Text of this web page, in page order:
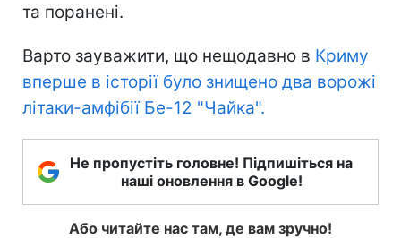
та поранені.
Варто зауважити, що нещодавно в Криму
вперше в історії було знищено два ворожі
літаки-амфібії Бе-12 "Чайка".
Не пропустіть головне! Підпишіться на
наші оновлення в Google!
Або читайте нас там, де вам зручно!